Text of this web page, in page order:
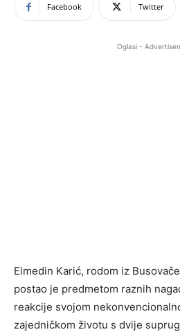
Facebook Twitter
Oglasi -
Elmedin Karić, rodom iz
postao je predmetom raznih
reakcije svojom
zajedničkom životu s dvije